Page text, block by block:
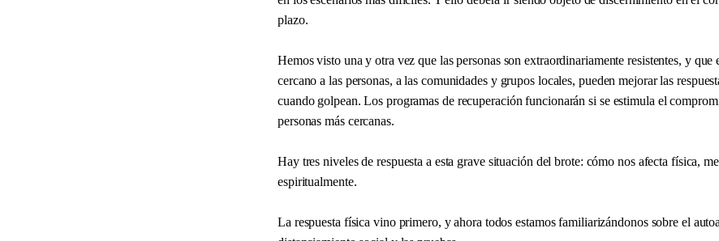
plazo.
Hemos visto una y otra vez que las personas son extraordinariamente resistentes, y que
cercano a las personas, a las comunidades y grupos locales, pueden mejorar las
cuando golpean. Los programas de recuperación funcionarán si se estimula el
personas más cercanas.
Hay tres niveles de respuesta a esta grave situación del brote: cómo nos afecta física,
espiritualmente.
La respuesta física vino primero, y ahora todos estamos familiarizándonos sobre el